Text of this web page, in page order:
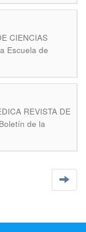
CIENCIAS
Escuela de
REVISTA DE
de la